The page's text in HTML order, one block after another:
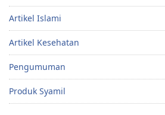
Artikel Islami
Artikel Kesehatan
Pengumuman
Produk Syamil